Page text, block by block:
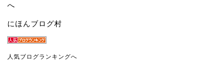
にほんブログ村
人気ブログランキングへ